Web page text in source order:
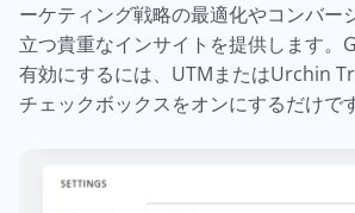
ーケティング戦略の最適化やコンバー
立つ貴重なインサイトを提供します。
有効にするには、UTMまたはUrchin
チェックボックスをオンにするだけです